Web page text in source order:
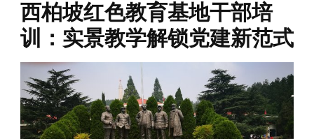
西柏坡红色教育基地干部培
训：实景教学解锁党建新范式